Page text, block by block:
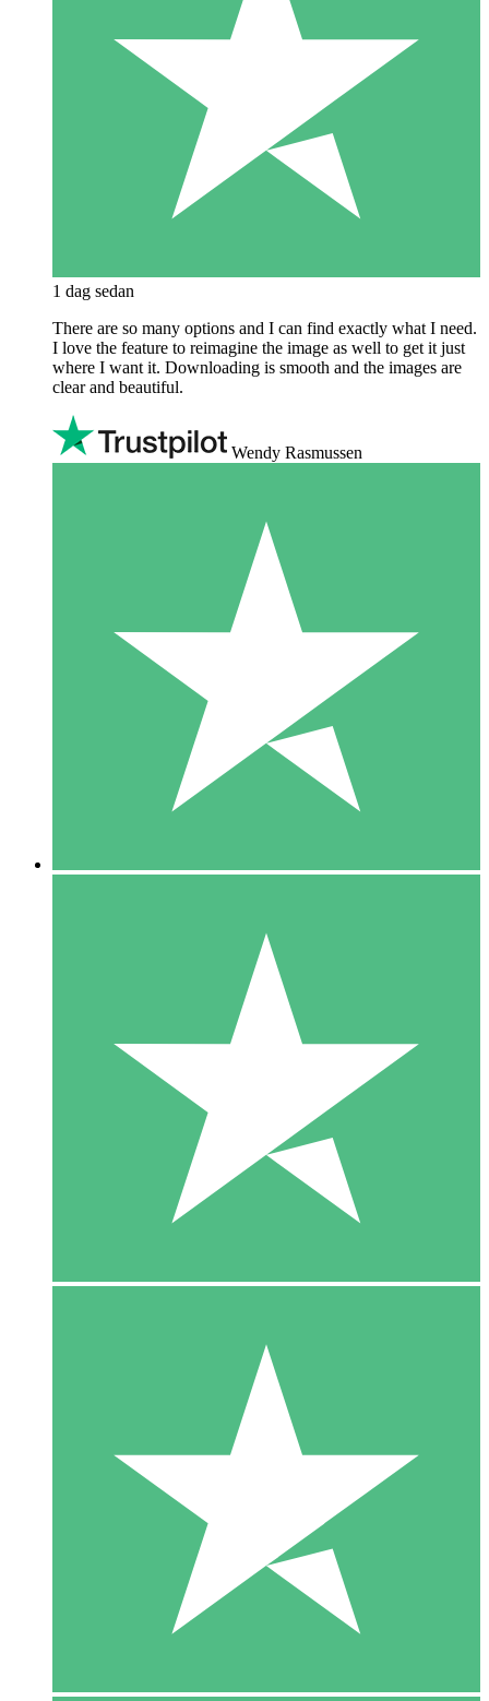
1 dag sedan
There are so many options and I can find exactly what I need.
I love the feature to reimagine the image as well to get it just
where I want it. Downloading is smooth and the images are
clear and beautiful.
Wendy Rasmussen